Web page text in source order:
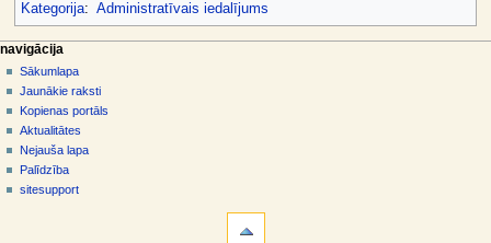
Kategorija: Administratīvais iedalījums
N
a
v
g
ā
c
lapas darbības
raksts
diskusija
skatīt
aplūkot
kodu
vēsture
dalībnieka rīki
pieslēgties
navigācija
Sākumlapa
Jaunākie raksti
Kopienas portāls
Aktualitātes
Nejauša lapa
Palīdzība
sitesupport